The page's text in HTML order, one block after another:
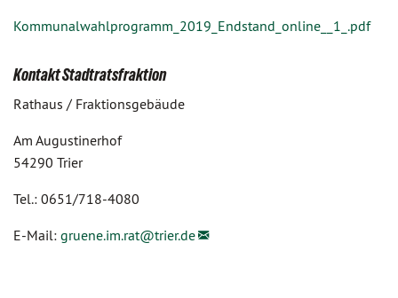
Kommunalwahlprogramm_2019_Endstand_online__1_.pdf
Kontakt Stadtratsfraktion
Rathaus / Fraktionsgebäude
Am Augustinerhof
54290 Trier
Tel.: 0651/718-4080
E-Mail: gruene.im.rat@trier.de